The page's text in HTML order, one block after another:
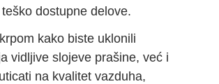
dostupne delove.
kako biste uklonili
vidljive slojeve prašine, već i
na kvalitet vazduha,